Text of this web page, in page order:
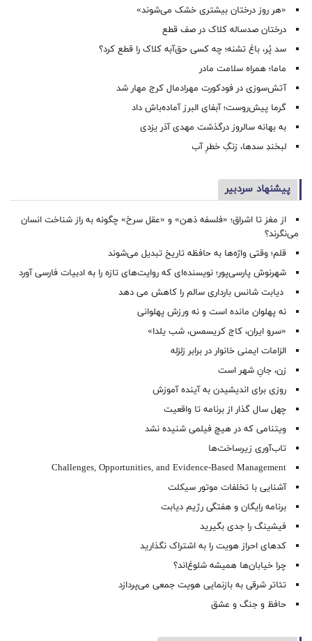
«هر روز درختان بیشتری خشک می‌شوند»
درختان صدساله کلاک در صف قطع
سد پُر، باغ تشنه؛ چه کسی حق‌آبه کلاک را قطع کرد؟
ماما؛ همراه سلامت مادر
آتش‌سوزی در فودکورت مهرادمال کرج مهار شد
گرما پیش‌روست؛ آبفای البرز آماده‌باش داد
به بهانه سالروز درگذشت مهدی آذر یزدی
لبخندِ سدها، زنگِ خطرِ آب
پیشنهاد سردبیر
از مغز تا اشراق؛ «فلسفه ذهن» و «عقل سرخ» چگونه به راز شناخت انسان
می‌نگرند؟
قلم؛ وقتی واژه‌ها به حافظه تاریخ تبدیل می‌شوند
شهرنوش پارسی‌پور؛ نویسنده‌ای که روایت‌های تازه را به ادبیات فارسی آورد
دیابت شانس بارداری سالم را کاهش می دهد
نه پهلوان مانده است و نه ورزش پهلوانی
«سرو ایران، کاج کریسمس، شب یلدا»
الزامات ایمنی خانوار در برابر زلزله
زن، جانِ شهر است
روزی برای اندیشیدن به آینده آموزش
چهل سال گذار از برنامه تا واقعیت
ویتنامی که در هیچ فیلمی شنیده نشد
تاب‌آوری زیرساخت‌ها
Challenges, Opportunities, and Evidence-Based Management
آشنایی با تخلفات موتور سیکلت
برنامه رایگان و هفتگی رژیم دیابت
فیشینگ را جدی بگیرید
کدهای احراز هویت را به اشتراک نگذارید
چرا خیابان‌ها همیشه شلوغ‌اند؟
تئاتر شرقی به بازنمایی هویت جمعی می‌پردازد
حافظ و جنگ و عشق